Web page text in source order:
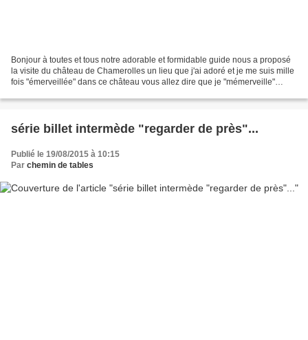
Bonjour à toutes et tous notre adorable et formidable guide nous a proposé
la visite du château de Chamerolles un lieu que j'ai adoré et je me suis mille
fois "émerveillée" dans ce château vous allez dire que je "mémerveille"
série billet intermède "regarder de près"...
Publié le 19/08/2015 à 10:15
Par chemin de tables